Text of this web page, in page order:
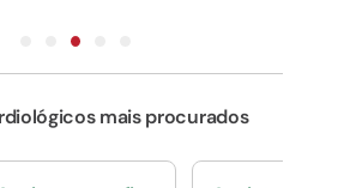
mais procurados